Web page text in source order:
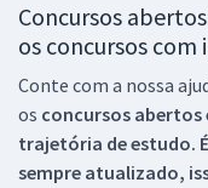
Concursos
os concursos com
Conte com a nossa
os concursos abertos
trajetória de estudo.
sempre atualizado,